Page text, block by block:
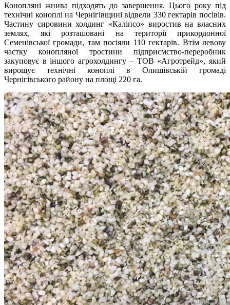
Конопляні жнива підходять до завершення. Цього року під
технічні коноплі на Чернігівщині відвели 330 гектарів посівів.
Частину сировини холдинг «Каліпсо» виростив на власних
землях, які розташовані на території прикордонної
Семенівської громади, там посіяли 110 гектарів. Втім левову
частку конопляної тростини підприємство-переробник
закуповує в іншого агрохолдингу – ТОВ «Агротрейд», який
вирощує технічні коноплі в Олишівській громаді
Чернігівського району на площі 220 га.